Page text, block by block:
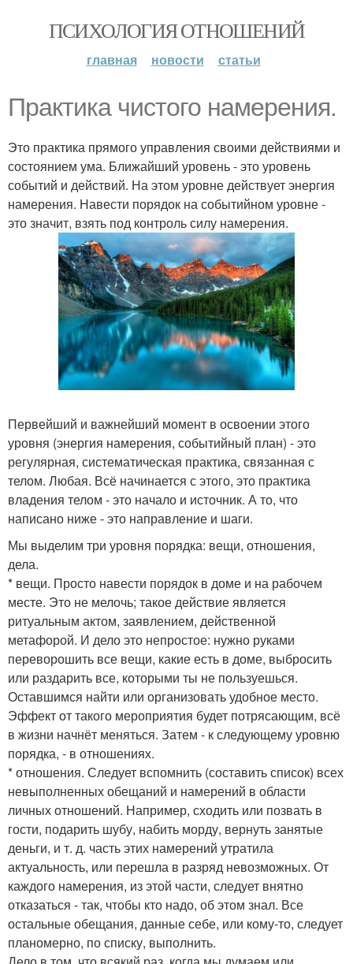
ПСИХОЛОГИЯ ОТНОШЕНИЙ
главная новости статьи
Практика чистого намерения.
Это практика прямого управления своими действиями и
состоянием ума. Ближайший уровень - это уровень
событий и действий. На этом уровне действует энергия
намерения. Навести порядок на событийном уровне -
это значит, взять под контроль силу намерения.
Первейший и важнейший момент в освоении этого
уровня (энергия намерения, событийный план) - это
регулярная, систематическая практика, связанная с
телом. Любая. Всё начинается с этого, это практика
владения телом - это начало и источник. А то, что
написано ниже - это направление и шаги.
Мы выделим три уровня порядка: вещи, отношения,
дела.
* вещи. Просто навести порядок в доме и на рабочем
месте. Это не мелочь; такое действие является
ритуальным актом, заявлением, действенной
метафорой. И дело это непростое: нужно руками
переворошить все вещи, какие есть в доме, выбросить
или раздарить все, которыми ты не пользуешься.
Оставшимся найти или организовать удобное место.
Эффект от такого мероприятия будет потрясающим, всё
в жизни начнёт меняться. Затем - к следующему уровню
порядка, - в отношениях.
* отношения. Следует вспомнить (составить список) всех
невыполненных обещаний и намерений в области
личных отношений. Например, сходить или позвать в
гости, подарить шубу, набить морду, вернуть занятые
деньги, и т. д. часть этих намерений утратила
актуальность, или перешла в разряд невозможных. От
каждого намерения, из этой части, следует внятно
отказаться - так, чтобы кто надо, об этом знал. Все
остальные обещания, данные себе, или кому-то, следует
планомерно, по списку, выполнить.